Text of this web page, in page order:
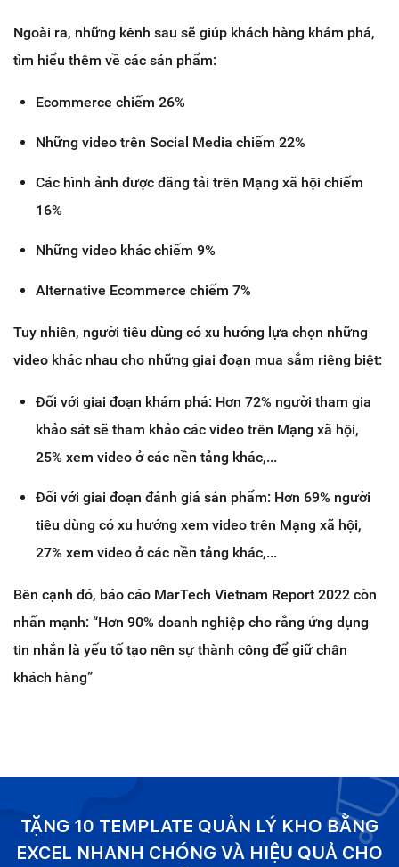
Ngoài ra, những kênh sau sẽ giúp khách hàng khám phá,
tìm hiểu thêm về các sản phẩm:
Ecommerce chiếm 26%
Những video trên Social Media chiếm 22%
Các hình ảnh được đăng tải trên Mạng xã hội chiếm
16%
Những video khác chiếm 9%
Alternative Ecommerce chiếm 7%
Tuy nhiên, người tiêu dùng có xu hướng lựa chọn những
video khác nhau cho những giai đoạn mua sắm riêng biệt:
Đối với giai đoạn khám phá: Hơn 72% người tham gia
khảo sát sẽ tham khảo các video trên Mạng xã hội,
25% xem video ở các nền tảng khác,...
Đối với giai đoạn đánh giá sản phẩm: Hơn 69% người
tiêu dùng có xu hướng xem video trên Mạng xã hội,
27% xem video ở các nền tảng khác,...
Bên cạnh đó, báo cáo MarTech Vietnam Report 2022 còn
nhấn mạnh: “Hơn 90% doanh nghiệp cho rằng ứng dụng
tin nhắn là yếu tố tạo nên sự thành công để giữ chân
khách hàng”
TẶNG 10 TEMPLATE QUẢN LÝ KHO BẰNG
EXCEL NHANH CHÓNG VÀ HIỆU QUẢ CHO